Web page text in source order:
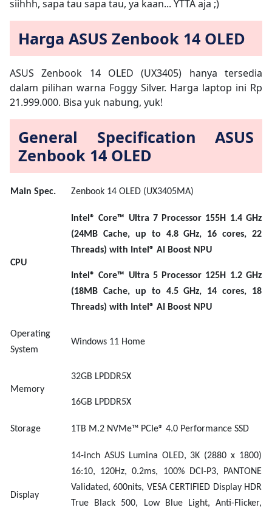
siihhh, sapa tau sapa tau, ya kaan... YTTA aja ;)
Harga ASUS Zenbook 14 OLED
ASUS Zenbook 14 OLED (UX3405) hanya tersedia
dalam pilihan warna Foggy Silver. Harga laptop ini Rp
21.999.000. Bisa yuk nabung, yuk!
General Specification ASUS
Zenbook 14 OLED
Main Spec. Zenbook 14 OLED (UX3405MA)
CPU
Intel® Core™ Ultra 7 Processor 155H 1.4 GHz
(24MB Cache, up to 4.8 GHz, 16 cores, 22
Threads) with Intel® AI Boost NPU
Intel® Core™ Ultra 5 Processor 125H 1.2 GHz
(18MB Cache, up to 4.5 GHz, 14 cores, 18
Threads) with Intel® AI Boost NPU
Operating
System
Windows 11 Home
Memory
32GB LPDDR5X
16GB LPDDR5X
Storage 1TB M.2 NVMe™ PCIe® 4.0 Performance SSD
Display
14-inch ASUS Lumina OLED, 3K (2880 x 1800)
16:10, 120Hz, 0.2ms, 100% DCI-P3, PANTONE
Validated, 600nits, VESA CERTIFIED Display HDR
True Black 500, Low Blue Light, Anti-Flicker,